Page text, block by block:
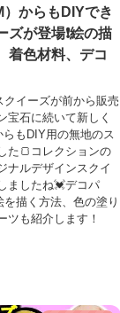
からもDIYでき
が登場❗️絵の描
着色材料、デコ
イーズが前から販売
宝石に続いて新しく
もDIY用の無地のス
た🍞コレクションの
ナルデザインスクイ
ましたね💓デコパ
描く方法、色の塗り
ツも紹介します！